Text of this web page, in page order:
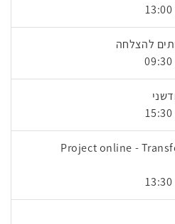
להצלחה
Project online -